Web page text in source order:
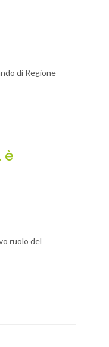
di Regione
è
ruolo del